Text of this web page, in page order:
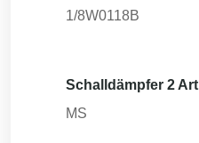
1/8W0118B
Schalldämpfer 2 Art
MS